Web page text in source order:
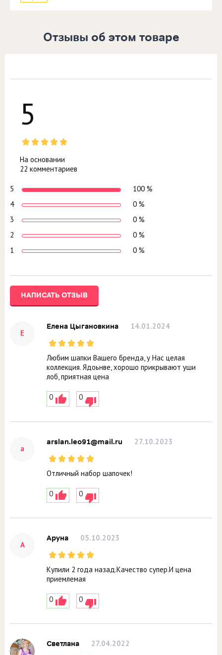
Отзывы об этом товаре
5
На основании
22 комментариев
5
100 %
4
0 %
3
0 %
2
0 %
1
0 %
НАПИСАТЬ ОТЗЫВ
Е
Елена Цыгановкина 14.01.2024
Любим шапки Вашего бренда, у Нас целая
коллекция. Ядоьнве, хорошо прикрывают уши
лоб, приятная цена
0 0
a
arslan.leo91@mail.ru 27.10.2023
Отличный набор шапочек!
0 0
А
Аруна 05.10.2023
Купили 2 года назад.Качество супер.И цена
приемлемая
0 0
Светлана 27.04.2022